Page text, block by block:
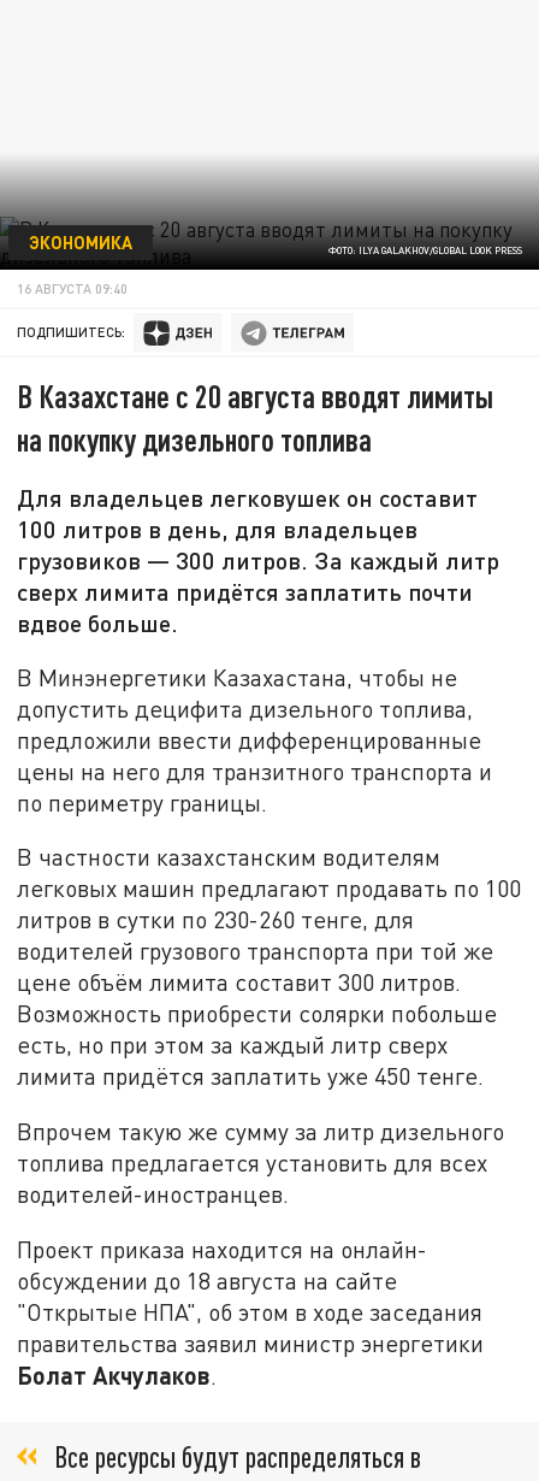
ФОТО: ILYA GALAKHOV/GLOBAL LOOK PRESS
ЭКОНОМИКА
16 АВГУСТА 09:40
ПОДПИШИТЕСЬ:
В Казахстане с 20 августа вводят лимиты
на покупку дизельного топлива
Для владельцев легковушек он составит
100 литров в день, для владельцев
грузовиков — 300 литров. За каждый литр
сверх лимита придётся заплатить почти
вдвое больше.
В Минэнергетики Казахастана, чтобы не
допустить децифита дизельного топлива,
предложили ввести дифференцированные
цены на него для транзитного транспорта и
по периметру границы.
В частности казахстанским водителям
легковых машин предлагают продавать по 100
литров в сутки по 230-260 тенге, для
водителей грузового транспорта при той же
цене объём лимита составит 300 литров.
Возможность приобрести солярки побольше
есть, но при этом за каждый литр сверх
лимита придётся заплатить уже 450 тенге.
Впрочем такую же сумму за литр дизельного
топлива предлагается установить для всех
водителей-иностранцев.
Проект приказа находится на онлайн-
обсуждении до 18 августа на сайте
"Открытые НПА", об этом в ходе заседания
правительства заявил министр энергетики
Болат Акчулаков.
Все ресурсы будут распределяться в